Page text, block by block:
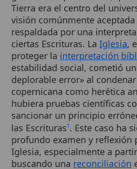
ciertas Escrituras. La Iglesia, en
proteger lainterpretación bíblica
estabilidad social, cometió un
deplorable error» al condenar la
copernicana como herética
hubiera pruebas científicas
sancionar un principio erróneo
las Escrituras1. Este caso ha sido
profundo examen y reflexión
Iglesia, especialmente a partir
buscando una reconciliación
razón.